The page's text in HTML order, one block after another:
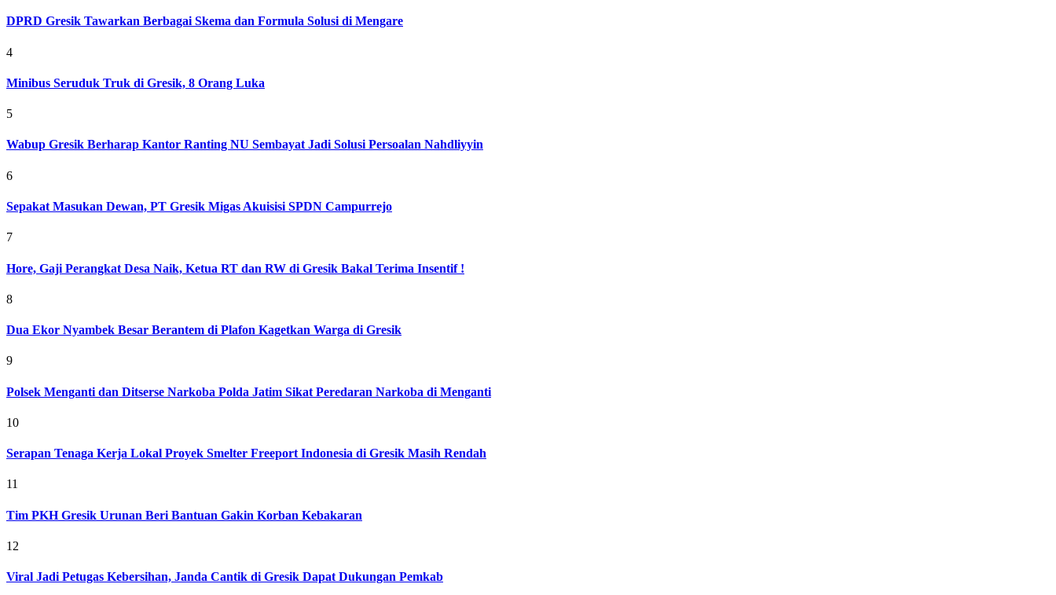
DPRD Gresik Tawarkan Berbagai Skema dan Formula Solusi di Mengare
4
Minibus Seruduk Truk di Gresik, 8 Orang Luka
5
Wabup Gresik Berharap Kantor Ranting NU Sembayat Jadi Solusi Persoalan Nahdliyyin
6
Sepakat Masukan Dewan, PT Gresik Migas Akuisisi SPDN Campurrejo
7
Hore, Gaji Perangkat Desa Naik, Ketua RT dan RW di Gresik Bakal Terima Insentif !
8
Dua Ekor Nyambek Besar Berantem di Plafon Kagetkan Warga di Gresik
9
Polsek Menganti dan Ditserse Narkoba Polda Jatim Sikat Peredaran Narkoba di Menganti
10
Serapan Tenaga Kerja Lokal Proyek Smelter Freeport Indonesia di Gresik Masih Rendah
11
Tim PKH Gresik Urunan Beri Bantuan Gakin Korban Kebakaran
12
Viral Jadi Petugas Kebersihan, Janda Cantik di Gresik Dapat Dukungan Pemkab